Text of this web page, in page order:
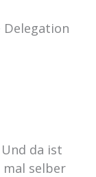
Delegation
da ist
mal selber